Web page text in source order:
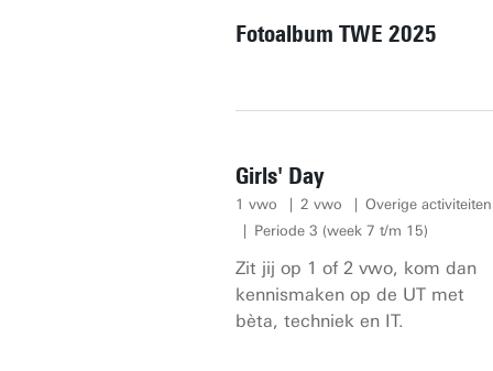
Fotoalbum TWE 2025
Girls' Day
1 vwo 2 vwo
Overige activiteiten
Periode 3 (week 7 t/m 15)
Zit jij op 1 of 2 vwo, kom dan
kennismaken op de UT met
bèta, techniek en IT.